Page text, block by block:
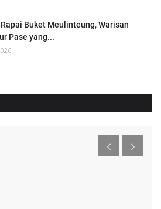
Buket Meulinteung, Warisan
Pase yang...